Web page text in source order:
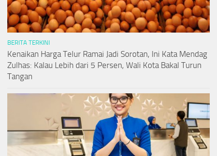
BERITA TERKINI
Kenaikan Harga Telur Ramai Jadi Sorotan, Ini Kata Mendag
Zulhas: Kalau Lebih dari 5 Persen, Wali Kota Bakal Turun
Tangan